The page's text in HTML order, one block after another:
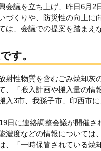
会議を立ち上げ、昨日6月
づくりや、防災性の向上に
は、会議での提案を踏まえ
す。
射性物質を含むごみ焼却灰
、「搬入計画や搬入量の
入3市、我孫子市、印西市
日に連絡調整会議が開催
濃度などの情報については
、「一時保管されている